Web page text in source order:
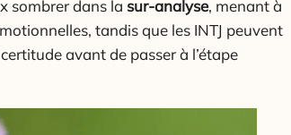
sombrer dans la sur-analyse, menant à
tandis que les INTJ peuvent
avant de passer à l’étape